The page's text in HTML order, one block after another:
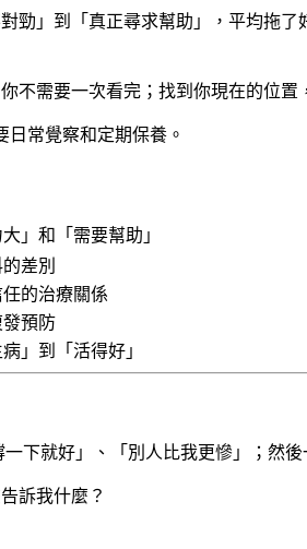
勁」到「真正尋求幫助」，平均拖
不需要一次看完；找到你現在的位
常覺察和定期保養。
」和「需要幫助」
差別
的治療關係
發預防
」到「活得好」
下就好」、「別人比我更慘」；然
訴我什麼？